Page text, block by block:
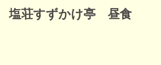
塩荘すずかけ亭　昼食